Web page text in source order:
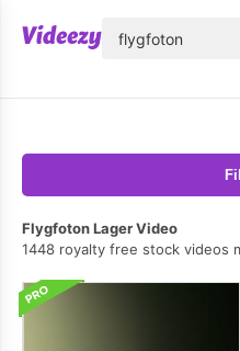
Flygfoton Lager Video
1448 royalty free stock videos